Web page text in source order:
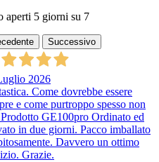
aperti 5 giorni su 7
Successivo
2026
Come dovrebbe essere
e come purtroppo spesso non
GE100pro Ordinato ed
in due giorni. Pacco imballato
Davvero un ottimo
Grazie.